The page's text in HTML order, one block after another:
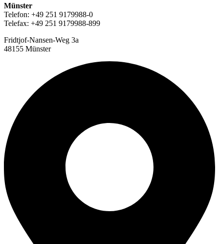
Münster
Telefon: +49 251 9179988-0
Telefax: +49 251 9179988-899
Fridtjof-Nansen-Weg 3a
48155 Münster